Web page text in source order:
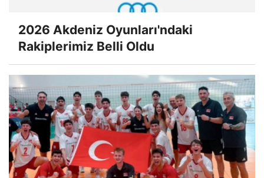
2026 Akdeniz Oyunları'ndaki
Rakiplerimiz Belli Oldu